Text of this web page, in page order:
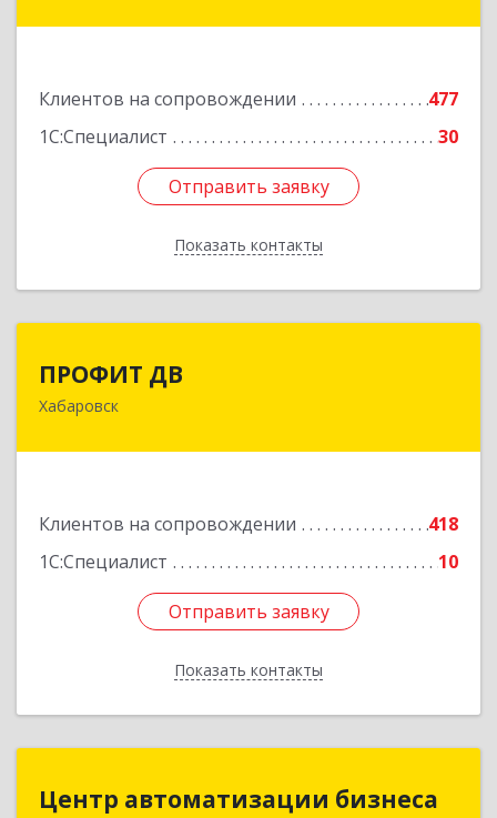
Клиентов на сопровождении
477
1С:Специалист
30
Отправить заявку
Показать контакты
Отправить заявку
Назад
ПРОФИТ ДВ
Хабаровск
Клиентов на сопровождении
418
1С:Специалист
10
Отправить заявку
Показать контакты
680000, Хабаровский край, Хабаровск г,
Отправить заявку
Назад
Центр автоматизации бизнеса
Центр автоматизации бизнеса